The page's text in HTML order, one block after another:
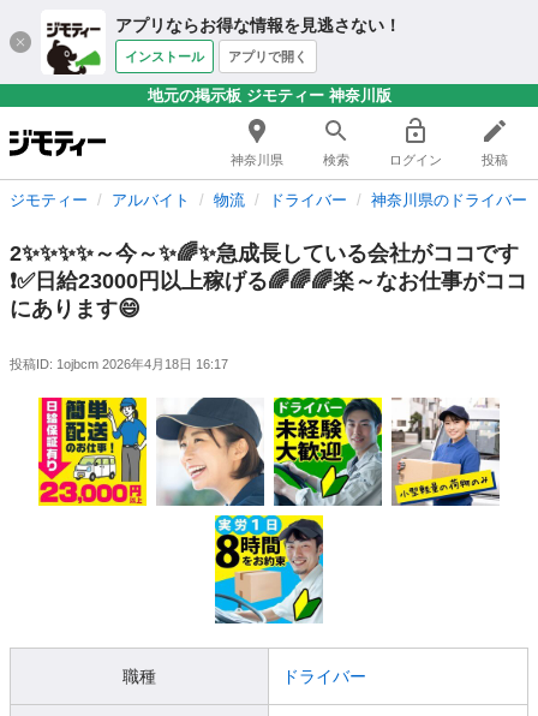
アプリならお得な情報を見逃さない！
インストール アプリで開く
地元の掲示板 ジモティー 神奈川版
神奈川県 検索 ログイン 投稿
ジモティー アルバイト 物流 ドライバー 神奈川県のドライバー
2✨✨✨✨～今～✨🌈✨急成長している会社がココです
❗️✅日給23000円以上稼げる🌈🌈🌈楽～なお仕事がココ
にあります😄
投稿ID: 1ojbcm 2026年4月18日 16:17
職種 ドライバー